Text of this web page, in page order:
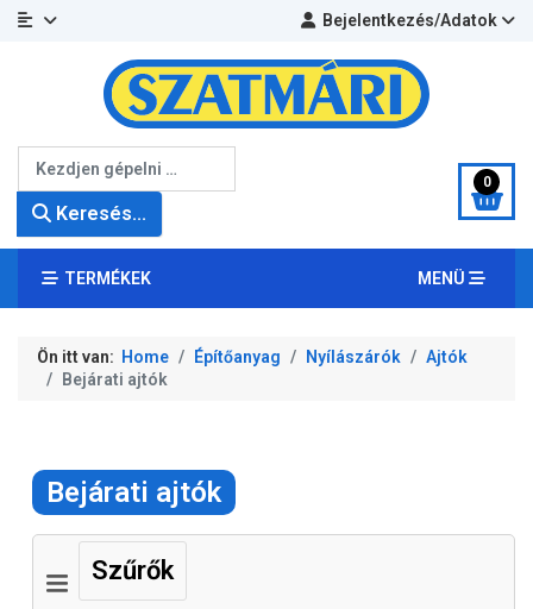
Bejelentkezés/Adatok
Keresés...
0
TERMÉKEK MENÜ
Ön itt van: Home Építőanyag Nyílászárók
Ajtók
Bejárati ajtók
Bejárati ajtók
Szűrők